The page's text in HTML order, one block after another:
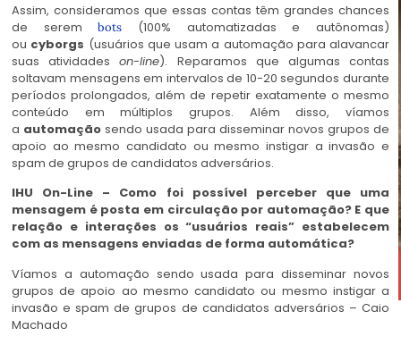
Assim, consideramos que essas contas têm grandes chances
de serembots (100% automatizadas e autônomas)
ou cyborgs (usuários que usam a automação para alavancar
suas atividadeson-line). Reparamos que algumas contas
soltavam mensagens em intervalos de 10-20 segundos durante
períodos prolongados, além de repetir exatamente o mesmo
conteúdo em múltiplos grupos. Além disso, víamos
a automação sendo usada para disseminar novos grupos de
apoio ao mesmo candidato ou mesmo instigar a invasão e
spam de grupos de candidatos adversários.
IHU On-Line – Como foi possível perceber que uma
mensagem é posta em circulação por automação? E que
relação e interações os “usuários reais” estabelecem
com as mensagens enviadas de forma automática?
Víamos a automação sendo usada para disseminar novos
grupos de apoio ao mesmo candidato ou mesmo instigar a
invasão e spam de grupos de candidatos adversários – Caio
Machado